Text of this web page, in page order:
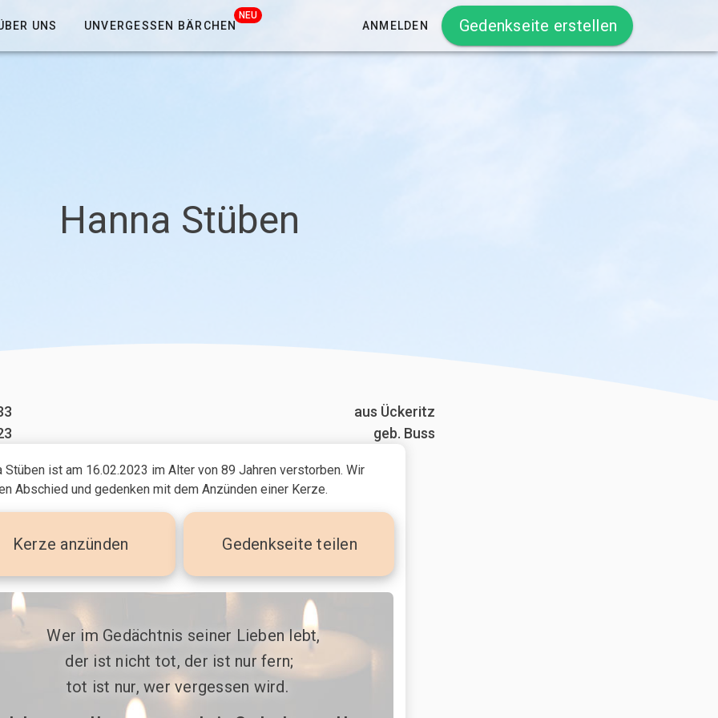
UNS UNVERGESSEN BÄRCHEN
NEU
ANMELDEN Gedenkseite erstellen
Hanna Stüben
aus Ückeritz
geb. Buss
Stüben ist am 16.02.2023 im Alter von 89 Jahren verstorben. Wir
Abschied und gedenken mit dem Anzünden einer Kerze.
Kerze anzünden Gedenkseite teilen
Wer im Gedächtnis seiner Lieben lebt,
der ist nicht tot, der ist nur fern;
tot ist nur, wer vergessen wird.